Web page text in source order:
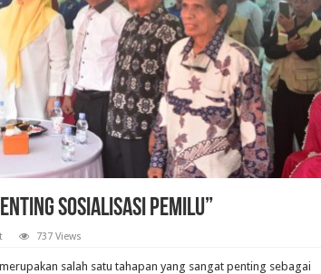
Sosialisasi Pemilu”
737 Views
salah satu tahapan yang sangat penting sebagai